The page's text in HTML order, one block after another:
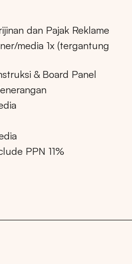
dan Pajak Reklame
media 1x (tergantung
& Board Panel
PPN 11%